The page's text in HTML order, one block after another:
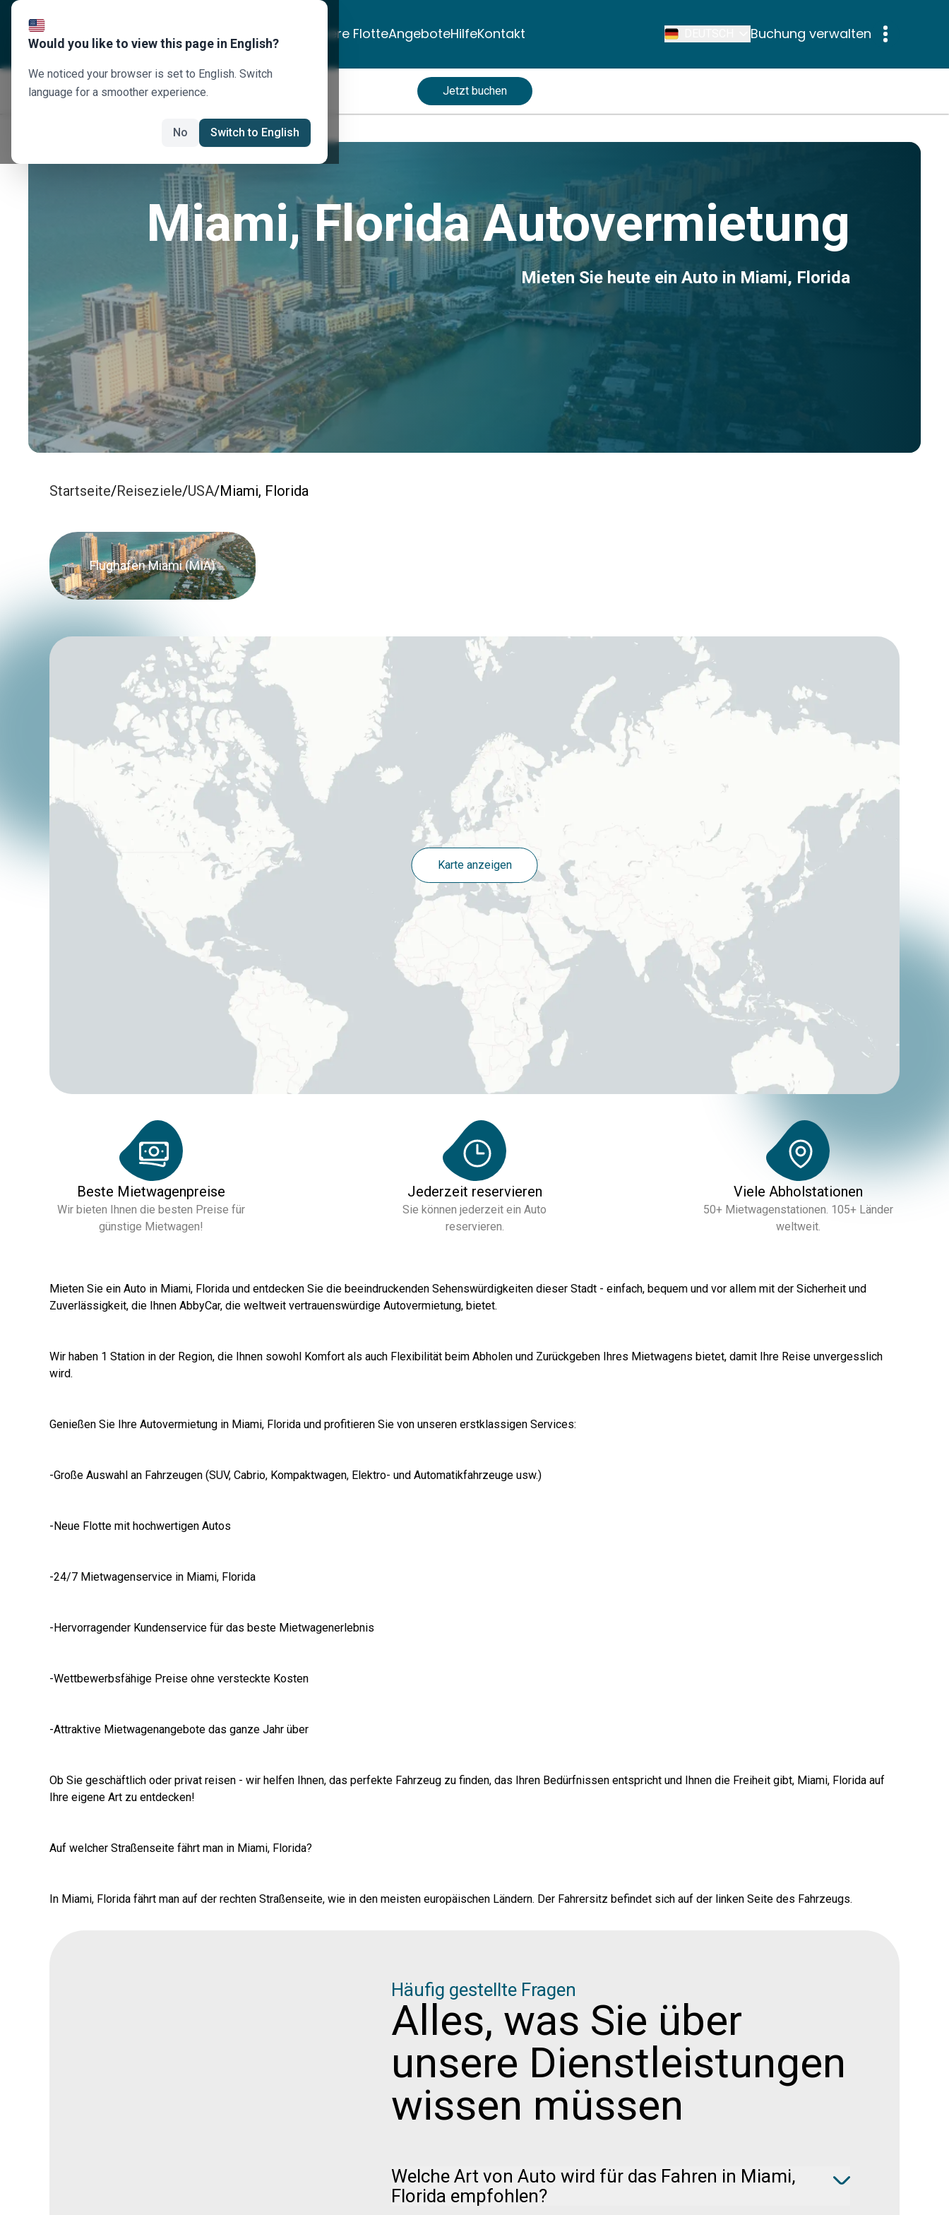
Über uns Reiseziele Unsere FlotteAngeboteHilfeKontakt Buchung verwalten
Jetzt buchen
Miami, Florida Autovermietung
Mieten Sie heute ein Auto in Miami, Florida
Startseite/Reiseziele/USA/Miami, Florida
Flughafen Miami (MIA)
Karte anzeigen
Beste Mietwagenpreise
Wir bieten Ihnen die besten Preise für
günstige Mietwagen!
Jederzeit reservieren
Sie können jederzeit ein Auto
reservieren.
Viele Abholstationen
50+ Mietwagenstationen. 105+ Länder
weltweit.
Mieten Sie ein Auto in Miami, Florida und entdecken Sie die beeindruckenden Sehenswürdigkeiten dieser Stadt - einfach, bequem und vor allem mit der Sicherheit und
Zuverlässigkeit, die Ihnen AbbyCar, die weltweit vertrauenswürdige Autovermietung, bietet.
Wir haben 1 Station in der Region, die Ihnen sowohl Komfort als auch Flexibilität beim Abholen und Zurückgeben Ihres Mietwagens bietet, damit Ihre Reise unvergesslich
wird.
Genießen Sie Ihre Autovermietung in Miami, Florida und profitieren Sie von unseren erstklassigen Services:
-Große Auswahl an Fahrzeugen (SUV, Cabrio, Kompaktwagen, Elektro- und Automatikfahrzeuge usw.)
-Neue Flotte mit hochwertigen Autos
-24/7 Mietwagenservice in Miami, Florida
-Hervorragender Kundenservice für das beste Mietwagenerlebnis
-Wettbewerbsfähige Preise ohne versteckte Kosten
-Attraktive Mietwagenangebote das ganze Jahr über
Ob Sie geschäftlich oder privat reisen - wir helfen Ihnen, das perfekte Fahrzeug zu finden, das Ihren Bedürfnissen entspricht und Ihnen die Freiheit gibt, Miami, Florida auf
Ihre eigene Art zu entdecken!
Auf welcher Straßenseite fährt man in Miami, Florida?
In Miami, Florida fährt man auf der rechten Straßenseite, wie in den meisten europäischen Ländern. Der Fahrersitz befindet sich auf der linken Seite des Fahrzeugs.
Häufig gestellte Fragen
Alles, was Sie über
unsere Dienstleistungen
wissen müssen
Welche Art von Auto wird für das Fahren in Miami,
Florida empfohlen?
Would you like to view this page in English?
We noticed your browser is set to English. Switch
language for a smoother experience.
No Switch to English